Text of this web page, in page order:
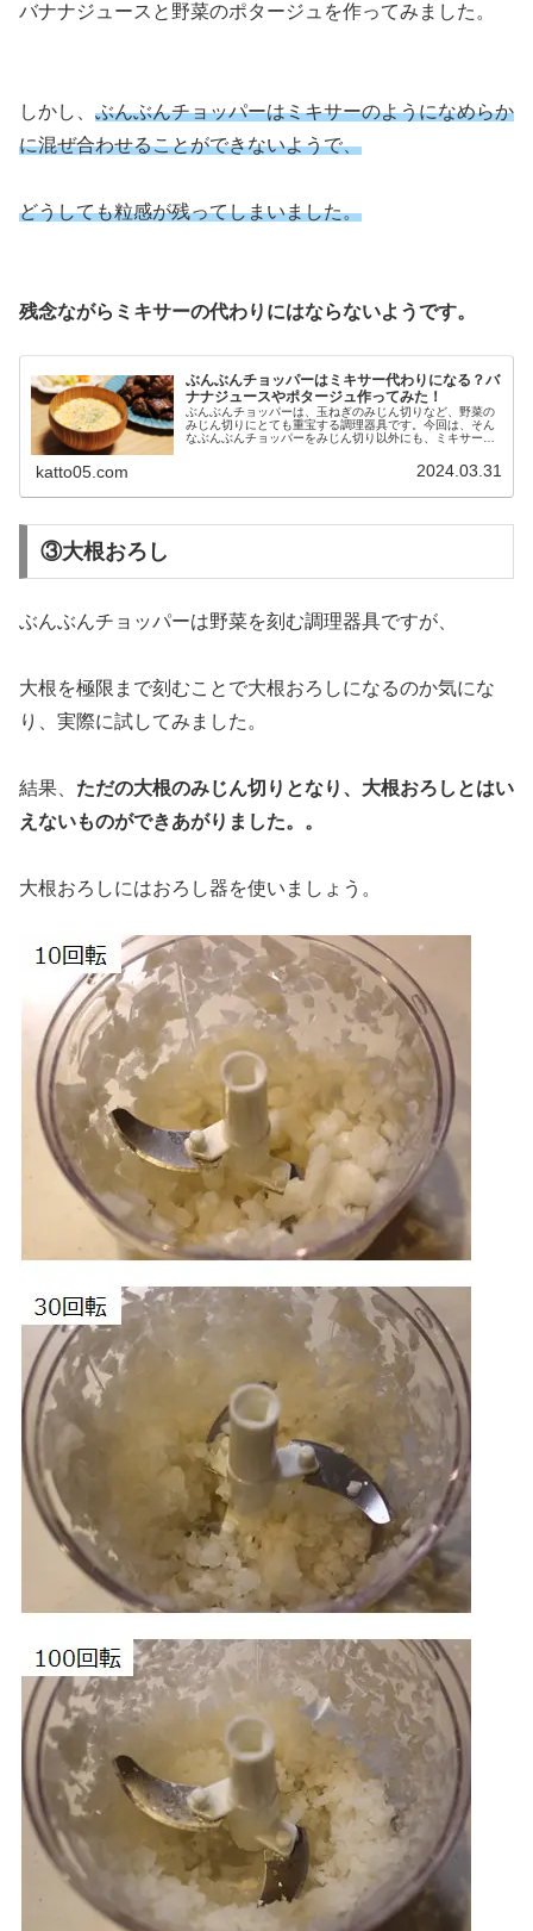
バナナジュースと野菜のポタージュを作ってみました。
しかし、 ぶんぶんチョッパーはミキサーのようになめらか
に混ぜ合わせることができないようで、
どうしても粒感が残ってしまいました。
残念ながらミキサーの代わりにはならないようです。
ぶんぶんチョッパーはミキサー代わりになる？バ
ナナジュースやポタージュ作ってみた！
ぶんぶんチョッパーは、玉ねぎのみじん切りなど、野菜の
みじん切りにとても重宝する調理器具です。今回は、そん
なぶんぶんチョッパーをみじん切り以外にも、ミキサー代
katto05.com 2024.03.31
③大根おろし
ぶんぶんチョッパーは野菜を刻む調理器具ですが、
大根を極限まで刻むことで大根おろしになるのか気にな
り、実際に試してみました。
結果、 ただの大根のみじん切りとなり、大根おろしとはい
えないものができあがりました。。
大根おろしにはおろし器を使いましょう。